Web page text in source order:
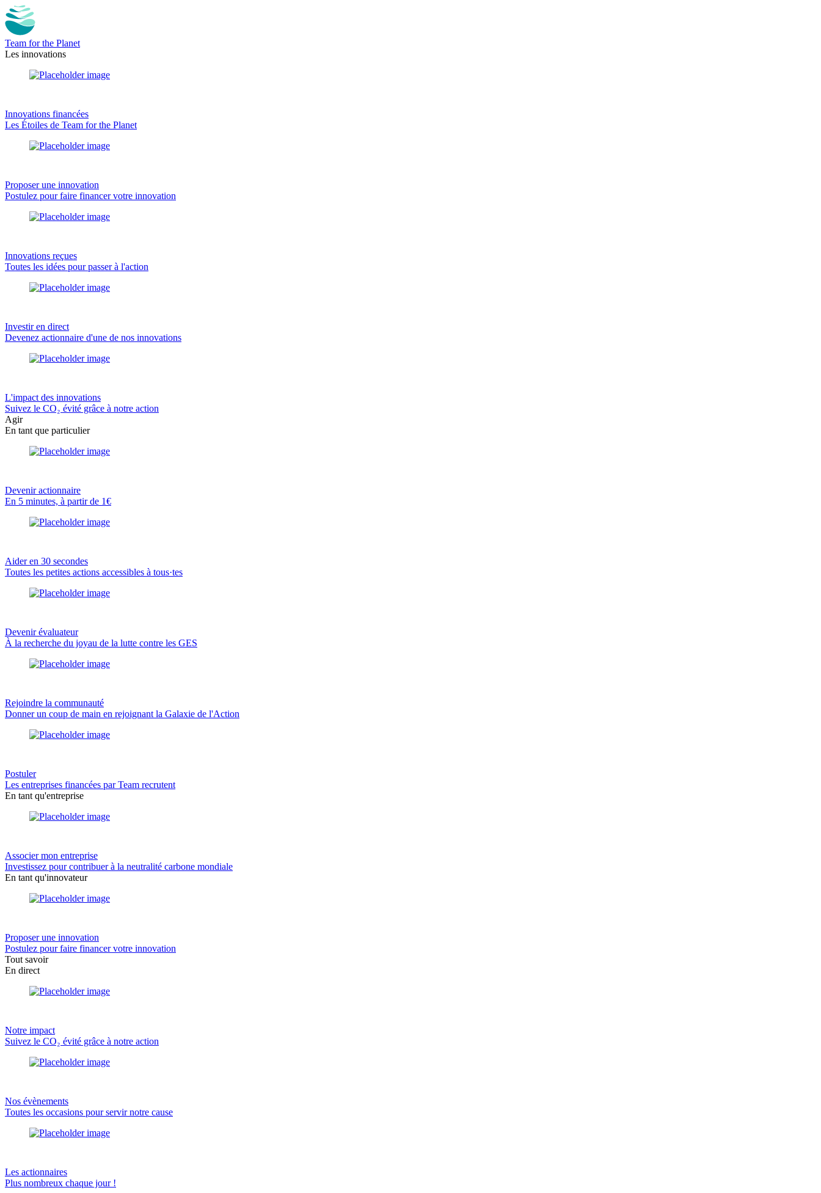
Team for the Planet
Les innovations
Innovations financées
Les Étoiles de Team for the Planet
Proposer une innovation
Postulez pour faire financer votre innovation
Innovations reçues
Toutes les idées pour passer à l'action
Investir en direct
Devenez actionnaire d'une de nos innovations
L'impact des innovations
Suivez le CO₂ évité grâce à notre action
Agir
En tant que particulier
Devenir actionnaire
En 5 minutes, à partir de 1€
Aider en 30 secondes
Toutes les petites actions accessibles à tous·tes
Devenir évaluateur
À la recherche du joyau de la lutte contre les GES
Rejoindre la communauté
Donner un coup de main en rejoignant la Galaxie de l'Action
Postuler
Les entreprises financées par Team recrutent
En tant qu'entreprise
Associer mon entreprise
Investissez pour contribuer à la neutralité carbone mondiale
En tant qu'innovateur
Proposer une innovation
Postulez pour faire financer votre innovation
Tout savoir
En direct
Notre impact
Suivez le CO₂ évité grâce à notre action
Nos évènements
Toutes les occasions pour servir notre cause
Les actionnaires
Plus nombreux chaque jour !